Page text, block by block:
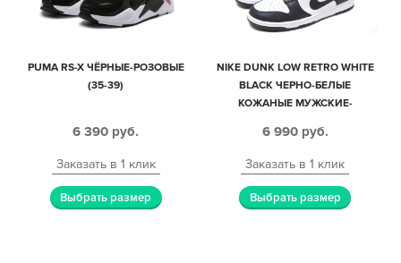
PUMA RS-X ЧЁРНЫЕ-РОЗОВЫЕ
(35-39)
6 390 руб.
Заказать в 1 клик
Выбрать размер
NIKE DUNK LOW RETRO WHITE
BLACK ЧЕРНО-БЕЛЫЕ
КОЖАНЫЕ МУЖСКИЕ-
6 990 руб.
Заказать в 1 клик
Выбрать размер